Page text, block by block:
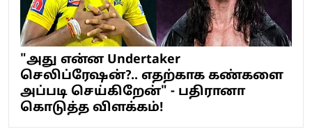
"அது என்ன Undertaker
செலிப்ரேஷன்?.. எதற்காக கண்களை
அப்படி செய்கிறேன்" - பதிரானா
கொடுத்த விளக்கம்!